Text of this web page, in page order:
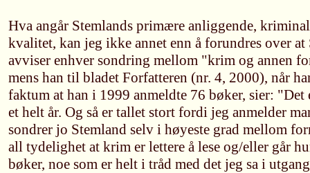
Hva angår Stemlands primære anliggende,
kvalitet, kan jeg ikke annet enn å forundres over at
avviser enhver sondring mellom "krim og annen
mens han til bladet Forfatteren (nr. 4, 2000), når
faktum at han i 1999 anmeldte 76 bøker, sier: "Det
et helt år. Og så er tallet stort fordi jeg anmelder
sondrer jo Stemland selv i høyeste grad mellom
all tydelighet at krim er lettere å lese og/eller går
bøker, noe som er helt i tråd med det jeg sa i